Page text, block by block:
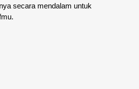
secara mendalam untuk